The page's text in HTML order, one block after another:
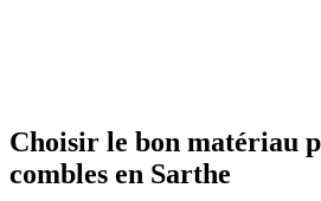
Choisir le bon matériau
combles en Sarthe